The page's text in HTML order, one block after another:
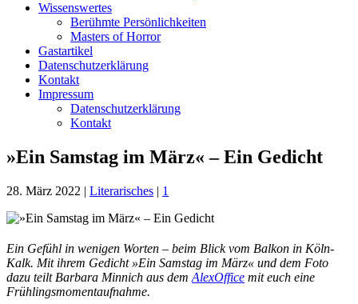
Wissenswertes
Berühmte Persönlichkeiten
Masters of Horror
Gastartikel
Datenschutzerklärung
Kontakt
Impressum
Datenschutzerklärung
Kontakt
»Ein Samstag im März« – Ein Gedicht
28. März 2022 | Literarisches | 1
Ein Gefühl in wenigen Worten – beim Blick vom Balkon in Köln-
Kalk. Mit ihrem Gedicht »Ein Samstag im März« und dem Foto
dazu teilt Barbara Minnich aus dem AlexOffice mit euch eine
Frühlingsmomentaufnahme.